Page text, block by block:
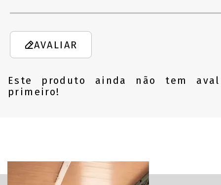
AVALIAR
Este produto ainda não tem
primeiro!